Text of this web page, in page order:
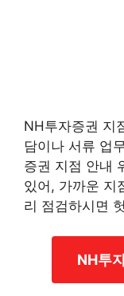
NH투자증권 지
담이나 서류 업
증권 지점 안내
있어, 가까운 지
리 점검하시면
NH투